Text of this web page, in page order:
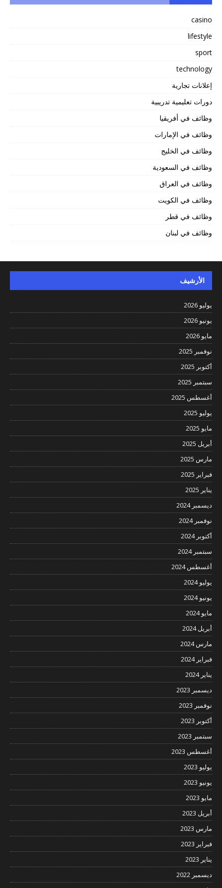
casino
lifestyle
sport
technology
إعلانات تجارية
دورات تعليمية تدريبية
وظائف في أفريقيا
وظائف في الإمارات
وظائف في الخليج
وظائف في السعودية
وظائف في العراق
وظائف في الكويت
وظائف في قطر
وظائف في لبنان
الأرشيف
يوليو 2026
يونيو 2026
مايو 2026
نوفمبر 2025
أكتوبر 2025
سبتمبر 2025
أغسطس 2025
يوليو 2025
مايو 2025
أبريل 2025
مارس 2025
فبراير 2025
يناير 2025
ديسمبر 2024
نوفمبر 2024
أكتوبر 2024
سبتمبر 2024
أغسطس 2024
يوليو 2024
يونيو 2024
مايو 2024
أبريل 2024
مارس 2024
فبراير 2024
يناير 2024
ديسمبر 2023
نوفمبر 2023
أكتوبر 2023
سبتمبر 2023
أغسطس 2023
يوليو 2023
يونيو 2023
مايو 2023
أبريل 2023
مارس 2023
فبراير 2023
يناير 2023
ديسمبر 2022